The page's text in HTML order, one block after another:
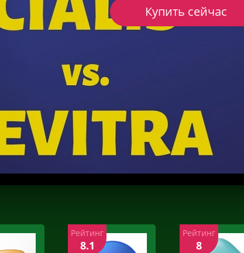
Купить сейчас
Рейтинг
8.1
Рейтинг
8